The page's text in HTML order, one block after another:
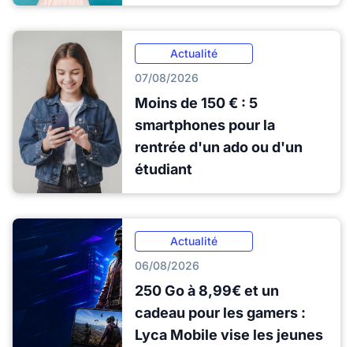
Actualité
07/08/2026
Moins de 150 € : 5
smartphones pour la
rentrée d'un ado ou d'un
étudiant
Actualité
06/08/2026
250 Go à 8,99€ et un
cadeau pour les gamers :
Lyca Mobile vise les jeunes